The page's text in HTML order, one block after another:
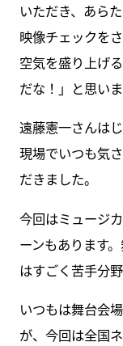
いただき、あら
映像チェックを
空気を盛り上げ
だな！」と思いま
遠藤憲一さんは
現場でいつも気
だきました。
今回はミュージ
ーンもあります
はすごく苦手分
いつもは舞台会
が、今回は全国